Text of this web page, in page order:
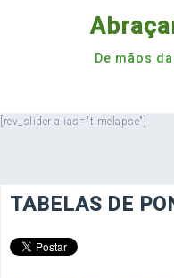
De mãos
[rev_slider alias="timelapse"]
TABELAS DE